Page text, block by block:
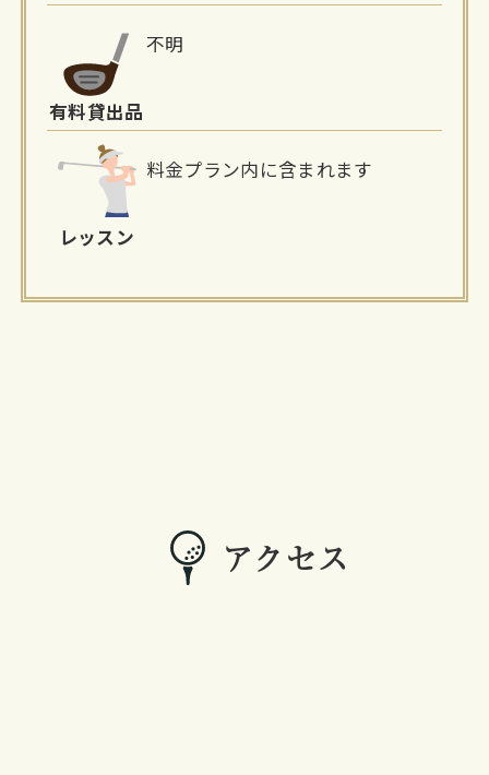
有料貸出品
不明
レッスン
料金プラン内に含まれます
アクセス